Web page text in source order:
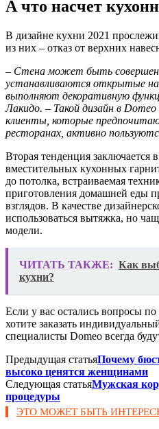
А что насчет
В дизайне кухни 2021
из них – отказ от верхних
– Стена может быть
устанавливаются открытые
выполняют декоративную
Лакидо. – Такой дизайн в
клиенты, которые
ресторанах, активно
Вторая тенденция заключается
вместительных кухонных
до потолка, встраиваемая
приготовления домашней еды
взглядов. В качестве
использоваться вытяжка, но
модели.
ЧИТАТЬ ТАКЖЕ: Как
кухни?
Если у вас остались вопросы
хотите заказать
специалисты Domeo всегда
Предыдущая статьяПочему
высоко ценятся женщинами
Следующая статьяМужская
процедуры
ЭТО МОЖЕТ БЫТЬ